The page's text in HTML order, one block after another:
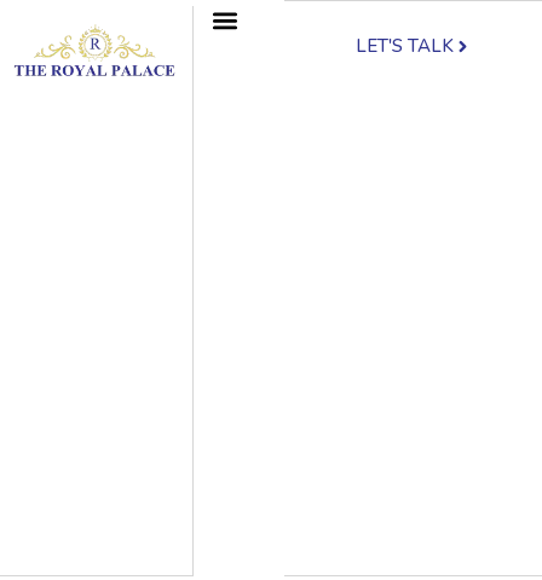
LET'S TALK